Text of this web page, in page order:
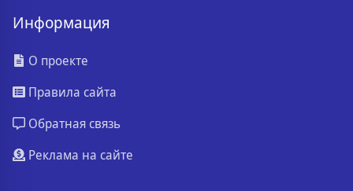
Информация
О проекте
Правила сайта
Обратная связь
Реклама на сайте